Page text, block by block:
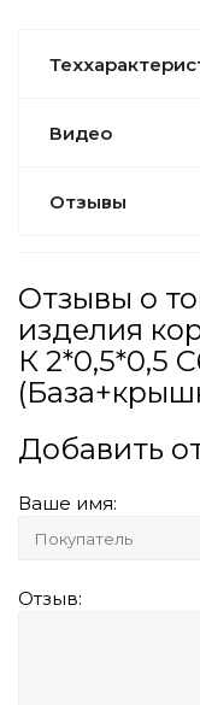
Видео
Отзывы
Отзывы о
изделия
К 2*0,5*0,5
Добавить
Ваше имя:
Отзыв: